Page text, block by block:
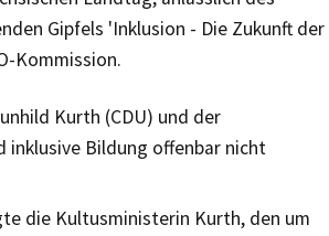
Gipfels 'Inklusion - Die Zukunft der
Kommission.
Kurth (CDU) und der
inklusive Bildung offenbar nicht
die Kultusministerin Kurth, den um